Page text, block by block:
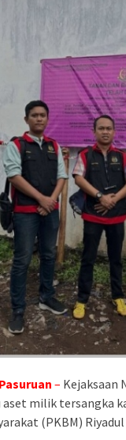
– Kejaksaan
milik tersangka
(PKBM)